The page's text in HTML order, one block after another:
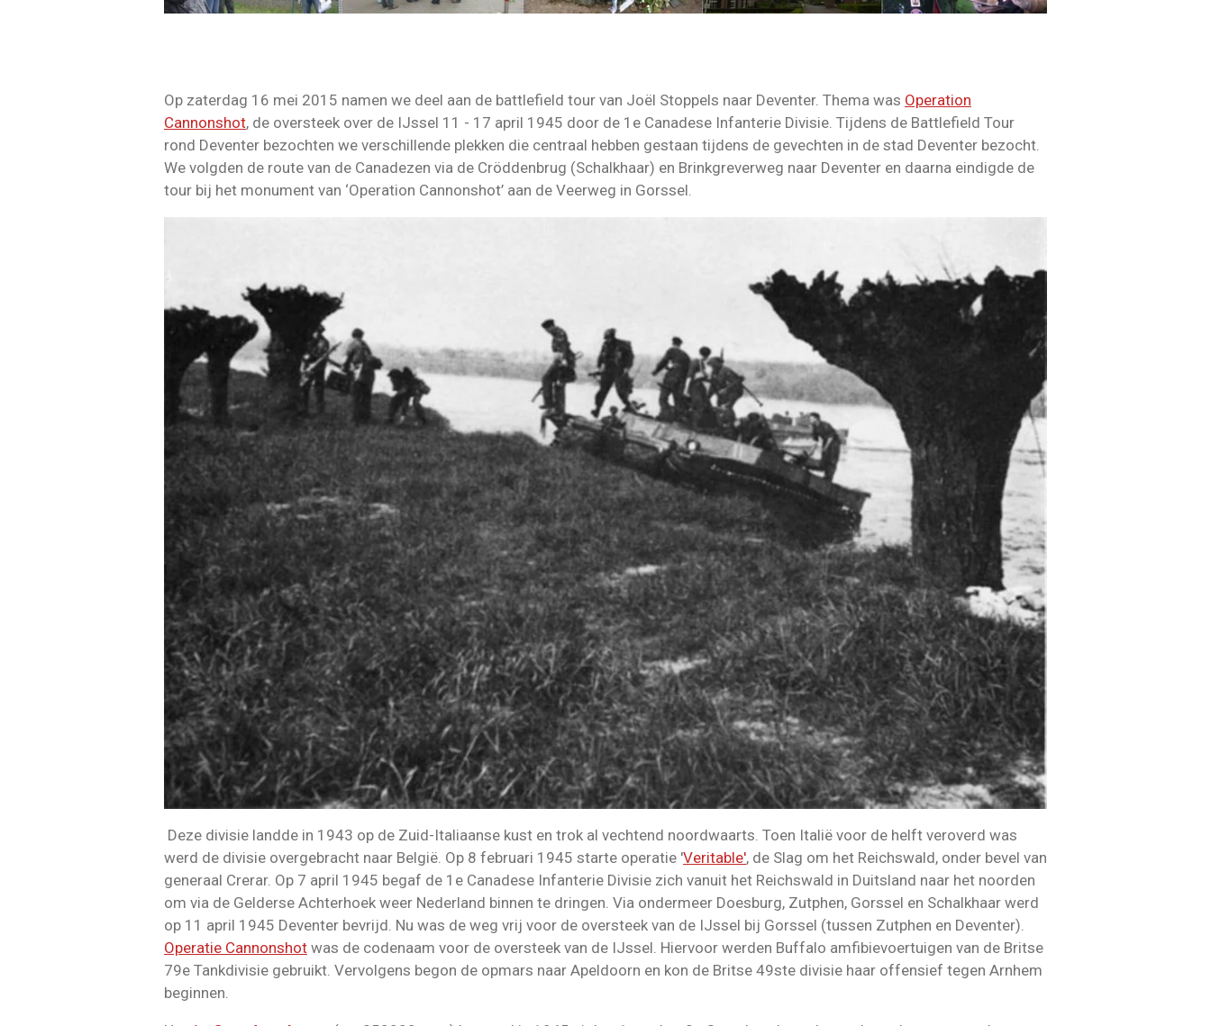
Op zaterdag 16 mei 2015 namen we deel aan de battlefield tour van Joël Stoppels naar Deventer. Thema was Operation
Cannonshot, de oversteek over de IJssel 11 - 17 april 1945 door de 1e Canadese Infanterie Divisie. Tijdens de Battlefield Tour
rond Deventer bezochten we verschillende plekken die centraal hebben gestaan tijdens de gevechten in de stad Deventer bezocht.
We volgden de route van de Canadezen via de Cröddenbrug (Schalkhaar) en Brinkgreverweg naar Deventer en daarna eindigde de
tour bij het monument van ‘Operation Cannonshot’ aan de Veerweg in Gorssel.
Deze divisie landde in 1943 op de Zuid-Italiaanse kust en trok al vechtend noordwaarts. Toen Italië voor de helft veroverd was
werd de divisie overgebracht naar België. Op 8 februari 1945 starte operatie 'Veritable', de Slag om het Reichswald, onder bevel van
generaal Crerar. Op 7 april 1945 begaf de 1e Canadese Infanterie Divisie zich vanuit het Reichswald in Duitsland naar het noorden
om via de Gelderse Achterhoek weer Nederland binnen te dringen. Via ondermeer Doesburg, Zutphen, Gorssel en Schalkhaar werd
op 11 april 1945 Deventer bevrijd. Nu was de weg vrij voor de oversteek van de IJssel bij Gorssel (tussen Zutphen en Deventer).
Operatie Cannonshot was de codenaam voor de oversteek van de IJssel. Hiervoor werden Buffalo amfibievoertuigen van de Britse
79e Tankdivisie gebruikt. Vervolgens begon de opmars naar Apeldoorn en kon de Britse 49ste divisie haar offensief tegen Arnhem
beginnen.